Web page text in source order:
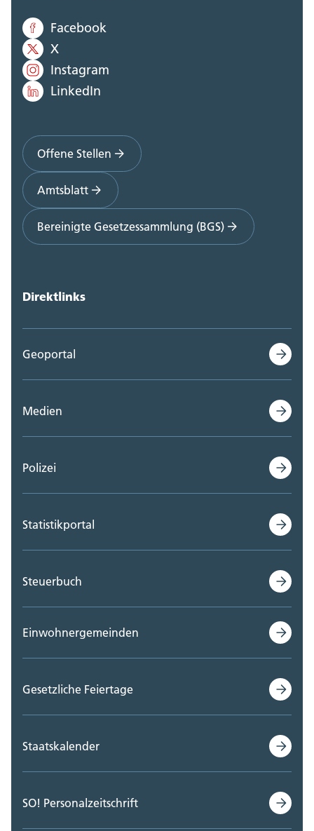
Facebook
X
Instagram
LinkedIn
Offene Stellen
Amtsblatt
Bereinigte Gesetzessammlung (BGS)
Direktlinks
Geoportal
Medien
Polizei
Statistikportal
Steuerbuch
Einwohnergemeinden
Gesetzliche Feiertage
Staatskalender
SO! Personalzeitschrift